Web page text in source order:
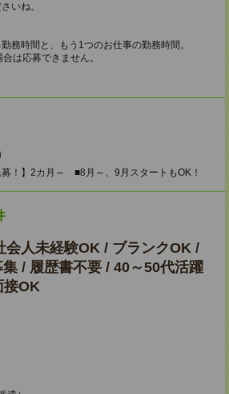
いね。
務時間と、もう1つのお仕事の勤務時間。
は応募できません。
募！】2カ月～ ■8月～、9月スタートもOK！
会人未経験OK / ブランクOK /
/ 履歴書不要 / 40～50代活躍
接OK